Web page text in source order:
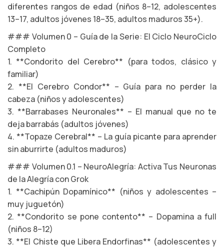
diferentes rangos de edad (niños 8–12, adolescentes
13–17, adultos jóvenes 18–35, adultos maduros 35+).
### Volumen 0 – Guía de la Serie: El Ciclo NeuroCiclo
Completo
1. **Condorito del Cerebro** (para todos, clásico y
familiar)
2. **El Cerebro Condor** – Guía para no perder la
cabeza (niños y adolescentes)
3. **Barrabases Neuronales** – El manual que no te
deja barrabás (adultos jóvenes)
4. **Topaze Cerebral** – La guía picante para aprender
sin aburrirte (adultos maduros)
### Volumen 0.1 – NeuroAlegría: Activa Tus Neuronas
de la Alegría con Grok
1. **Cachipún Dopamínico** (niños y adolescentes –
muy juguetón)
2. **Condorito se pone contento** – Dopamina a full
(niños 8–12)
3. **El Chiste que Libera Endorfinas** (adolescentes y